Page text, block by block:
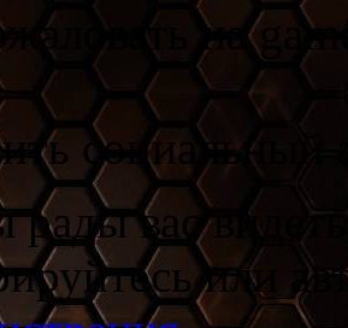
на
социальный
рады вас
или